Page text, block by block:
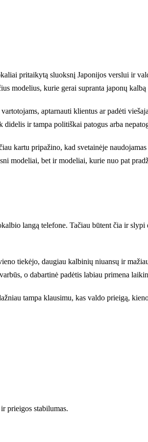
pritaikytą sluoksnį Japonijos verslui ir
modelius, kurie gerai supranta japonų
aptarnauti klientus ar padėti
ir tampa politiškai patogus arba
kartu pripažino, kad svetainėje
modeliai, bet ir modeliai, kurie nuo pat
langą telefone. Tačiau būtent čia ir
tiekėjo, daugiau kalbinių niuansų ir
o dabartinė padėtis labiau primena
tampa klausimu, kas valdo prieigą,
prieigos stabilumas.